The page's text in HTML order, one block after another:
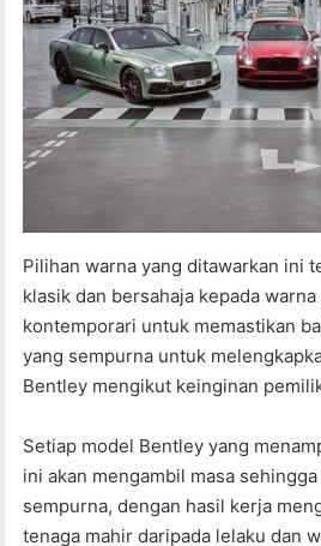
Pilihan warna yang ditawarkan ini
klasik dan bersahaja kepada
kontemporari untuk memastikan
yang sempurna untuk
Bentley mengikut keinginan
Setiap model Bentley yang
ini akan mengambil masa
sempurna, dengan hasil kerja
tenaga mahir daripada lelaku dan